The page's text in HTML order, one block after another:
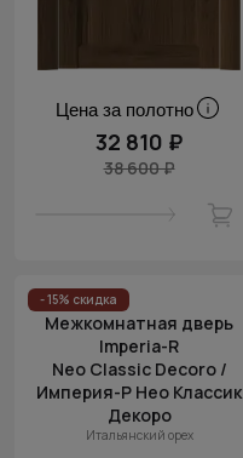
Цена за полотно
32 810 ₽
38 600 ₽
- 15% скидка
Межкомнатная дверь
Imperia-R
Neo Classic Decoro /
Империя-Р Нео Классик
Декоро
Итальянский орех